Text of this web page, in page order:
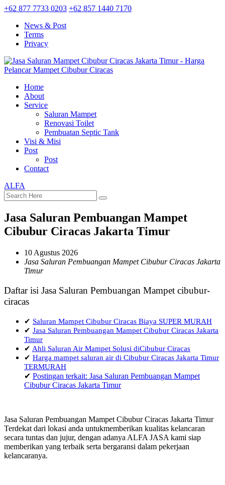
+62 877 7733 0203 +62 857 1440 7170
News & Post
Terms
Privacy
Home
About
Service
Saluran Mampet
Renovasi Toilet
Pembuatan Septic Tank
Visi & Misi
Post
Post
Contact
ALFA
Jasa Saluran Pembuangan Mampet
Cibubur Ciracas Jakarta Timur
10 Agustus 2026
Jasa Saluran Pembuangan Mampet Cibubur Ciracas Jakarta
Timur
Daftar isi Jasa Saluran Pembuangan Mampet cibubur-
ciracas
✔ Saluran Mampet Cibubur Ciracas Biaya SUPER MURAH
✔ Jasa Saluran Pembuangan Mampet Cibubur Ciracas Jakarta
Timur
✔ Ahli Saluran Air Mampet Solusi diCibubur Ciracas
✔ Harga mampet saluran air di Cibubur Ciracas Jakarta Timur
TERMURAH
✔ Postingan terkait: Jasa Saluran Pembuangan Mampet
Cibubur Ciracas Jakarta Timur
Jasa Saluran Pembuangan Mampet Cibubur Ciracas Jakarta Timur
Terdekat dari lokasi anda untukmemberikan kualitas kelancaran
secara tuntas dan jujur, dengan adanya ALFA JASA kami siap
memberikan yang terbaik serta bergaransi dalam pekerjaan
kelancaranya.